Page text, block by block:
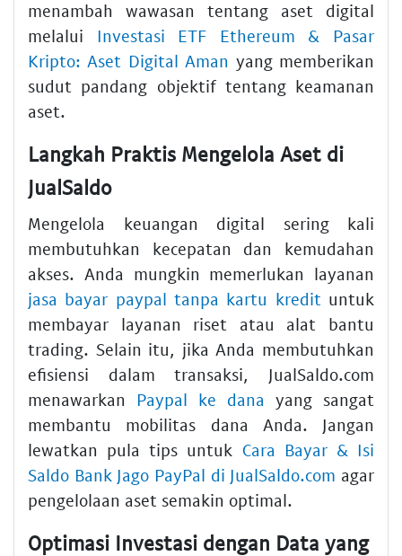
menambah wawasan tentang aset digital
melalui Investasi ETF Ethereum & Pasar
Kripto: Aset Digital Aman yang memberikan
sudut pandang objektif tentang keamanan
aset.
Langkah Praktis Mengelola Aset di
JualSaldo
Mengelola keuangan digital sering kali
membutuhkan kecepatan dan kemudahan
akses. Anda mungkin memerlukan layanan
jasa bayar paypal tanpa kartu kredit untuk
membayar layanan riset atau alat bantu
trading. Selain itu, jika Anda membutuhkan
efisiensi dalam transaksi, JualSaldo.com
menawarkan Paypal ke dana yang sangat
membantu mobilitas dana Anda. Jangan
lewatkan pula tips untuk Cara Bayar & Isi
Saldo Bank Jago PayPal di JualSaldo.com agar
pengelolaan aset semakin optimal.
Optimasi Investasi dengan Data yang